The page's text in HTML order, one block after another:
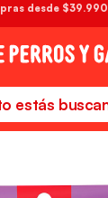
desde $39.990